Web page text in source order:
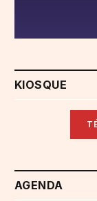
KIOSQUE
AGENDA